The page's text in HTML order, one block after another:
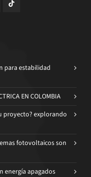
para estabilidad
EN COLOMBIA
proyecto? explorando
fotovoltaicos son
energía apagados